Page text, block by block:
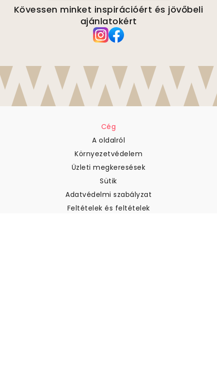
Kövessen minket inspirációért és jövőbeli
ajánlatokért
Cég
A oldalról
Környezetvédelem
Üzleti megkeresések
Sütik
Adatvédelmi szabályzat
Feltételek és feltételek